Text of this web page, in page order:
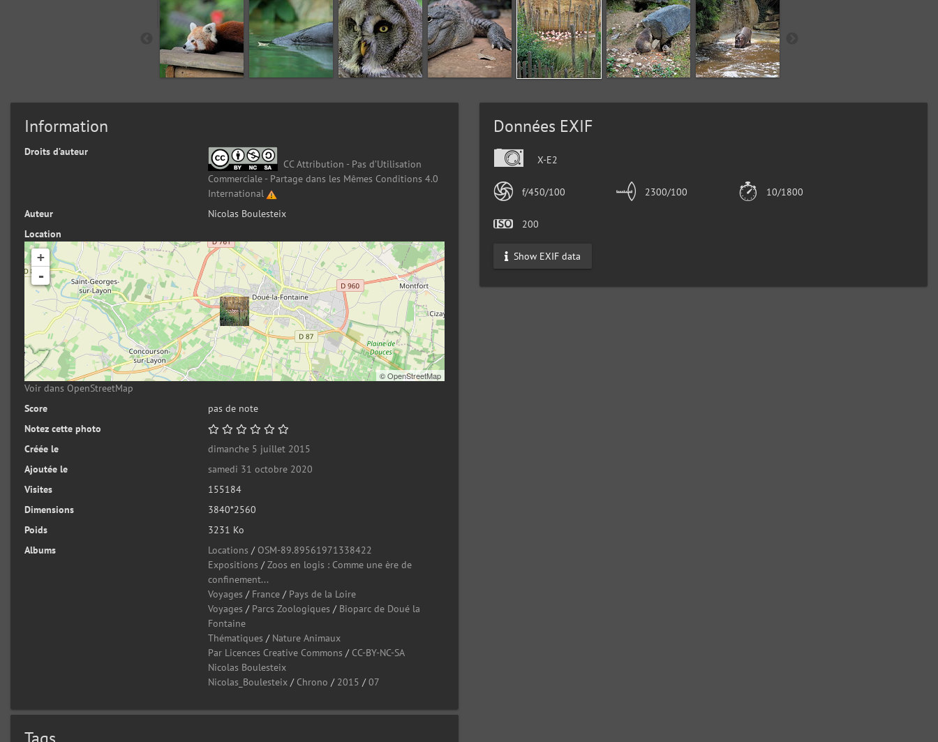
Information
Droits d’auteur
CC Attribution - Pas d’Utilisation
Commerciale - Partage dans les Mêmes Conditions 4.0
International
Auteur
Nicolas Boulesteix
Location
+
-
©OpenStreetMap
Voir dans OpenStreetMap
Score
pas de note
Notez cette photo
Créée le
dimanche 5 juillet 2015
Ajoutée le
samedi 31 octobre 2020
Visites
155184
Dimensions
3840*2560
Poids
3231 Ko
Albums
Locations / OSM-89.89561971338422
Expositions /Zoos en logis : Comme une ère de
confinement...
Voyages / France / Pays de la Loire
Voyages / Parcs Zoologiques / Bioparc de Doué la
Fontaine
Thématiques / Nature Animaux
Par Licences Creative Commons / CC-BY-NC-SA
Nicolas Boulesteix
Nicolas_Boulesteix / Chrono / 2015 /07
Données EXIF
X-E2
f/450/100 2300/100 10/1800
200
Show EXIF data